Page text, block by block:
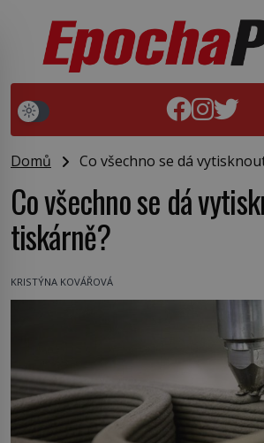
Domů Co všechno se dá
Co všechno se dá
tiskárně?
KRISTÝNA KOVÁŘOVÁ